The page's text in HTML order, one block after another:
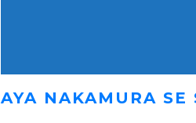
AYA NAKAMURA SE